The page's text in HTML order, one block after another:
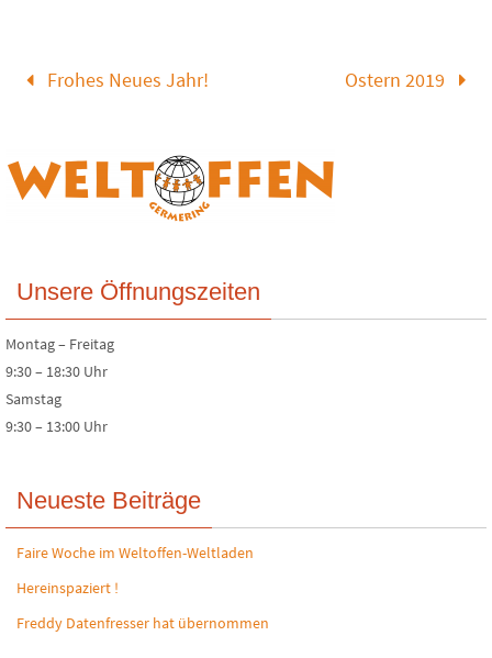
Frohes Neues Jahr! Ostern 2019
Unsere Öffnungszeiten
Montag – Freitag
9:30 – 18:30 Uhr
Samstag
9:30 – 13:00 Uhr
Neueste Beiträge
Faire Woche im Weltoffen-Weltladen
Hereinspaziert !
Freddy Datenfresser hat übernommen